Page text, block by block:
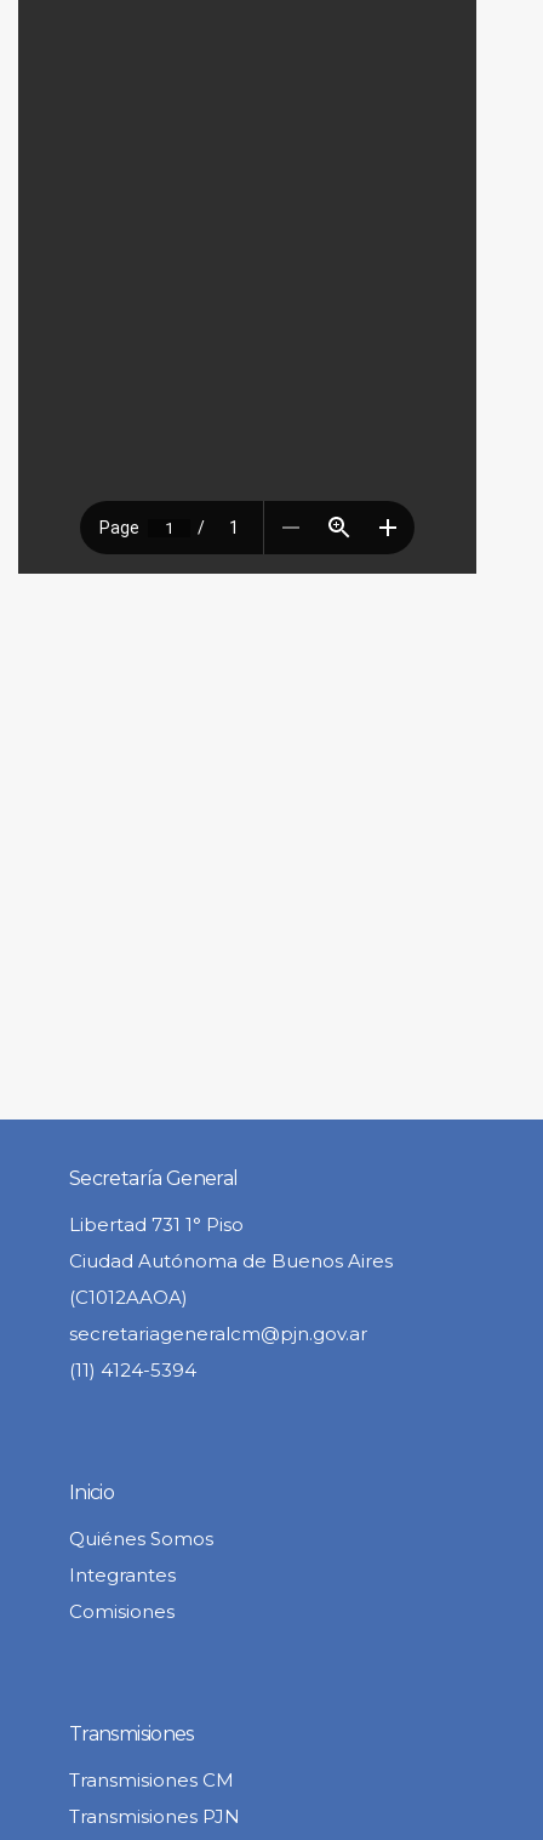
Secretaría General
Libertad 731 1° Piso
Ciudad Autónoma de Buenos Aires
(C1012AAOA)
secretariageneralcm@pjn.gov.ar
(11) 4124-5394
Inicio
Quiénes Somos
Integrantes
Comisiones
Transmisiones
Transmisiones CM
Transmisiones PJN